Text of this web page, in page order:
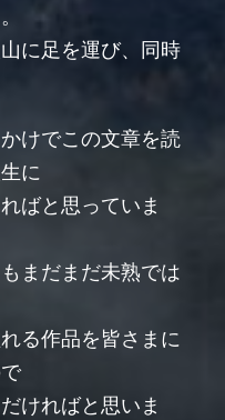
に足を運び、同時
けでこの文章を読
に
ばと思っていま
まだまだ未熟では
る作品を皆さまに
ければと思いま